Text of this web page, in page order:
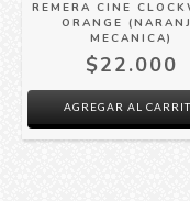
REMERA CINE
ORANGE
MECANICA)
$22.000
AGREGAR AL